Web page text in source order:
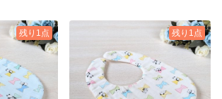
残り1点 残り1点